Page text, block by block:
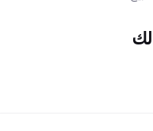
لك